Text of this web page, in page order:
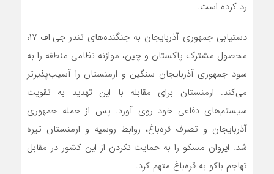
رد کرده است.
دستیابی جمهوری آذربایجان به جنگنده‌های تندر جی-‌اف ۱۷،
محصول مشترک پاکستان و چین، موازنه نظامی منطقه را به
سود جمهوری آذربایجان سنگین و ارمنستان را آسیب‌پذیرتر
می‌کند. ارمنستان برای مقابله با این تهدید به تقویت
سیستم‌های دفاعی خود روی آورد. پس از حمله جمهوری
آذربایجان و تصرف قره‌باغ، روابط روسیه و ارمنستان تیره
شد. ایروان مسکو را به حمایت نکردن از این کشور در مقابل
تهاجم باکو به قره‌باغ متهم کرد.